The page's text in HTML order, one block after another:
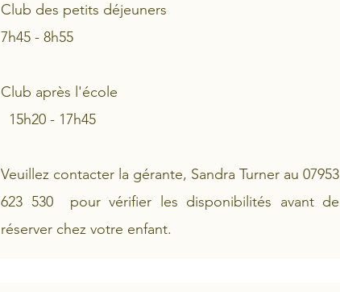
Club des petits déjeuners
7h45 - 8h55
Club après l'école
15h20 - 17h45
Veuillez contacter la gérante, Sandra Turner au 07953
623 530
pour vérifier les disponibilités avant de
réserver chez votre enfant.